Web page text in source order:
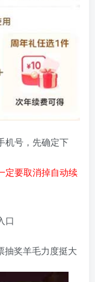
机号，先确定下
定要取消掉自动续
口
抽奖羊毛力度挺大